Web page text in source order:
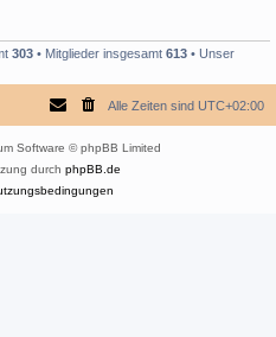
303 • Mitglieder insgesamt 613 • Unser
Alle Zeiten sind UTC+02:00
Software © phpBB Limited
durch phpBB.de